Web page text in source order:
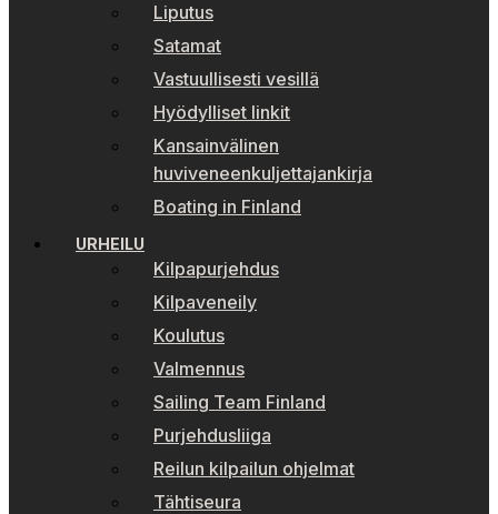
Liputus
Satamat
Vastuullisesti vesillä
Hyödylliset linkit
Kansainvälinen
huviveneenkuljettajankirja
Boating in Finland
URHEILU
Kilpapurjehdus
Kilpaveneily
Koulutus
Valmennus
Sailing Team Finland
Purjehdusliiga
Reilun kilpailun ohjelmat
Tähtiseura